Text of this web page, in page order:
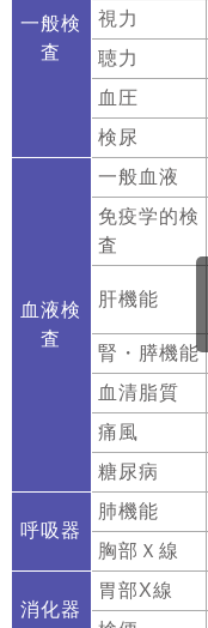
一般検
査
視力
聴力
血圧
検尿
血液検
査
一般血液
免疫学的検
査
肝機能
腎・膵機能
血清脂質
痛風
糖尿病
呼吸器
肺機能
胸部Ｘ線
消化器
胃部X線